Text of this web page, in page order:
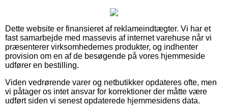
Dette website er finansieret af reklameindtægter. Vi har et
fast samarbejde med massevis af internet varehuse når vi
præsenterer virksomhedernes produkter, og indhenter
provision om en af de besøgende på vores hjemmeside
udfører en bestilling.
Viden vedrørende varer og netbutikker opdateres ofte, men
vi påtager os intet ansvar for korrektioner der måtte være
udført siden vi senest opdaterede hjemmesidens data.